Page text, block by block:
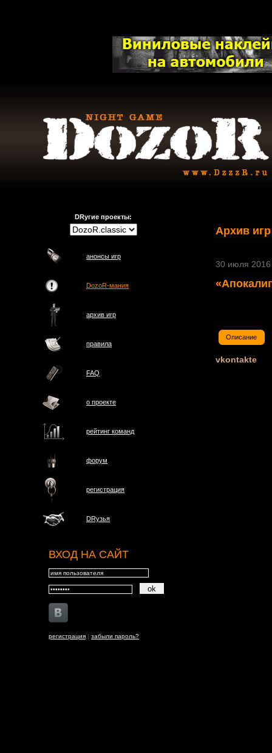
DRугие проекты:
анонсы игр
DozoR-мания
архив игр
правила
FAQ
о проектe
рейтинг команд
форум
регистрация
DRузья
ВХОД НА САЙТ
регистрация | забыли пароль?
Архив игр
30 июля 2016
Описание
vkontakte